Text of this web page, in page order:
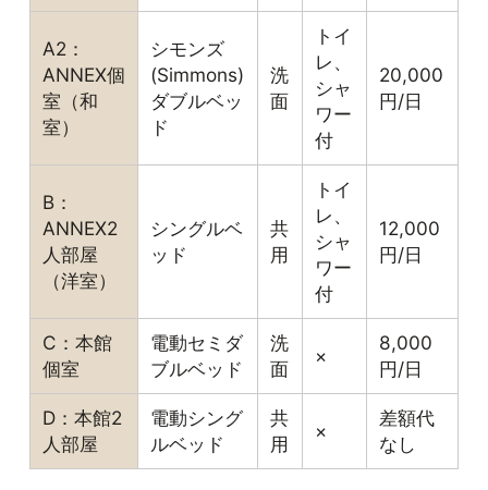
A2：
ANNEX個
室（和
室）
シモンズ
(Simmons)
ダブルベッ
ド
洗
面
トイ
レ、
シャ
ワー
付
20,000
円/日
B：
ANNEX2
人部屋
（洋室）
シングルベ
ッド
共
用
トイ
レ、
シャ
ワー
付
12,000
円/日
C：本館
個室
電動セミダ
ブルベッド
洗
面
×
8,000
円/日
D：本館2
人部屋
電動シング
ルベッド
共
用
×
差額代
なし